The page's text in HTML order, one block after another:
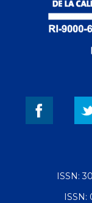
ISSN:
ISSN: